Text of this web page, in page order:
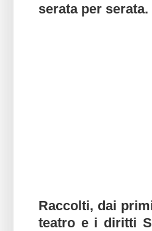
serata per
Raccolti, dai
teatro e i diritti